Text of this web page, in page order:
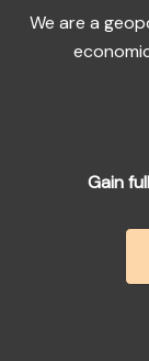
We are a
Gain